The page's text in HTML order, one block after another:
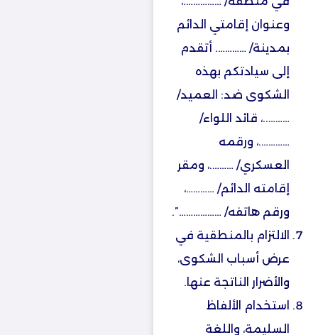
وعنوان إقامتي الدائم
بمدينة/ …………. أتقدم
إلى سيادتكم بهذه
الشكوى ضد: العميد/
………..، قائد اللواء/
………….، ورقمه
العسكري/ ……….، ومقر
إقامته الدائم/ …………،
ورقم هاتفه/ ………………”.
الالتزام بالمنطقية في
عرض أسباب الشكوى،
والأضرار الناتجة عنها.
‏استخدام الألفاظ
السليمة، واللغة